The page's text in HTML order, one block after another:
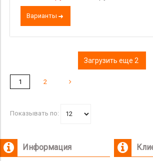
Варианты
Загрузить еще 2
1 2
Показывать по:
Информация